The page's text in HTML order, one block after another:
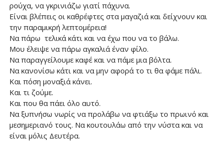
ρούχα, να γκρινιάζω γιατί πάχυνα.
Είναι βλέπεις οι καθρέφτες στα μαγαζιά και δείχνουν και
την παραμικρή λεπτομέρεια!
Να πάρω τελικά κάτι και να έχω που να το βάλω.
Μου έλειψε να πάρω αγκαλιά έναν φίλο.
Να παραγγείλουμε καφέ και να πάμε μια βόλτα.
Να κανονίσω κάτι και να μην αφορά το τι θα φάμε πάλι.
Και πόση μοναξιά κάνει.
Και τι ζούμε.
Και που θα πάει όλο αυτό.
Να ξυπνήσω νωρίς να προλάβω να φτιάξω το πρωινό και
μεσημεριανό τους. Να κουτουλάω από την νύστα και να
είναι μόλις Δευτέρα.